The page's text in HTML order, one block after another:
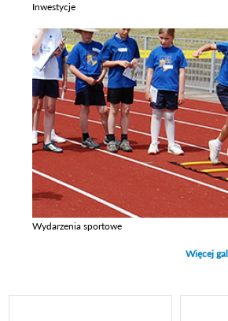
Inwestycje
Wydarzenia sportowe
Więcej